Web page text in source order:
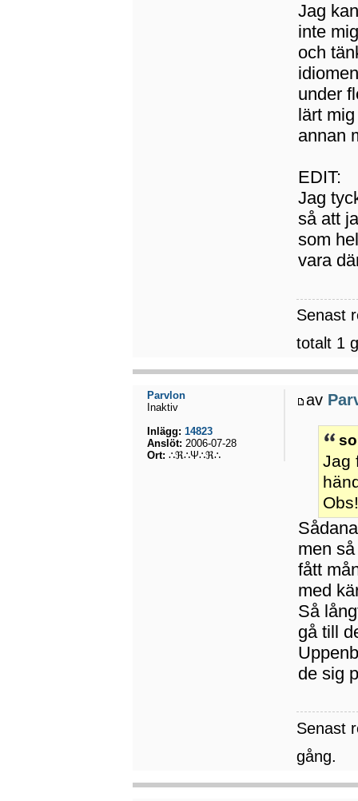
Jag
inte
och
under
lärt
annan
EDIT:
Jag
så att
som
vara
Senast
totalt 1
av
Jag
men
fått
med
Så
gå till
de sig
Senast
gång.
Parvlon
Inaktiv
Inlägg: 14823
Anslöt: 2006-07-28
Ort: ∴ℜ∴Ψ∴ℜ∴